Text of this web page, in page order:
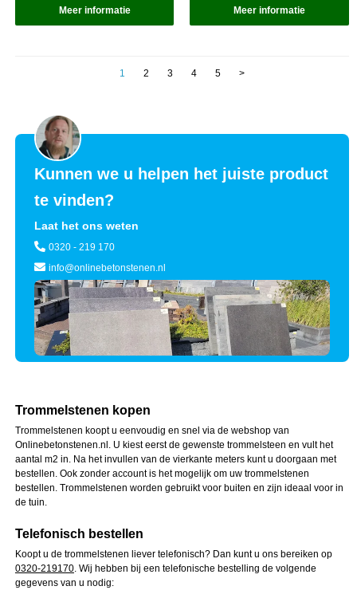
Meer informatie Meer informatie
1 2 3 4 5 >
Kunnen we u helpen het juiste product
te vinden?
Laat het ons weten
0320 - 219 170
info@onlinebetonstenen.nl
Trommelstenen kopen
Trommelstenen koopt u eenvoudig en snel via de webshop van
Onlinebetonstenen.nl. U kiest eerst de gewenste trommelsteen en vult het
aantal m2 in. Na het invullen van de vierkante meters kunt u doorgaan met
bestellen. Ook zonder account is het mogelijk om uw trommelstenen
bestellen. Trommelstenen worden gebruikt voor buiten en zijn ideaal voor in
de tuin.
Telefonisch bestellen
Koopt u de trommelstenen liever telefonisch? Dan kunt u ons bereiken op
0320-219170. Wij hebben bij een telefonische bestelling de volgende
gegevens van u nodig: